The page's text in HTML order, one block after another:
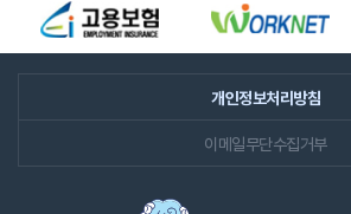
슬라이드
개인정보처리방침
이메일무단수집거부